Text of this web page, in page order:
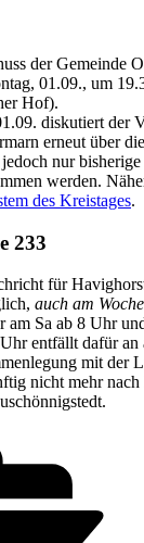
der Gemeinde
01.09., um
Hof).
diskutiert der
erneut über
nur
werden.
des Kreistages.
233
für
auch am
am Sa ab 8 Uhr
entfällt dafür an
mit der
nicht mehr